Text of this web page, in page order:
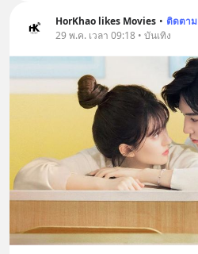
HorKhao likes Movies • ติดตาม
29 พ.ค. เวลา 09:18 • บันเทิง